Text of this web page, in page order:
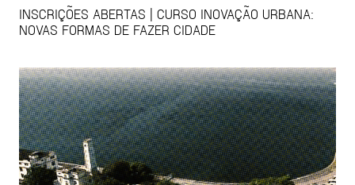
INSCRIÇÕES ABERTAS | CURSO INOVAÇÃO URBANA:
NOVAS FORMAS DE FAZER CIDADE